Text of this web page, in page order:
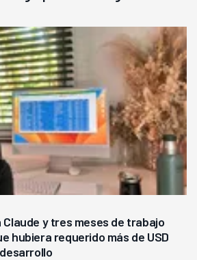
y tres meses de trabajo
hubiera requerido más de USD